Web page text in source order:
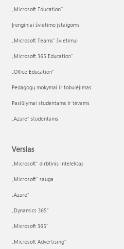
„Microsoft Education“
Įrenginiai švietimo įstaigoms
„Microsoft Teams“ švietimui
„Microsoft 365 Education“
„Office Education“
Pedagogų mokymai ir tobulėjimas
Pasiūlymai studentams ir tėvams
„Azure“ studentams
Verslas
„Microsoft“ dirbtinis intelektas
„Microsoft“ sauga
„Azure”
„Dynamics 365“
„Microsoft 365“
„Microsoft Advertising“